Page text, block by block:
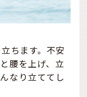
ちます。不安
腰を上げ、立
なり立ててし